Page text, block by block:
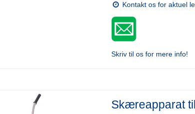
Kontakt os for aktuel
Skriv til os for mere info!
Skæreapparat